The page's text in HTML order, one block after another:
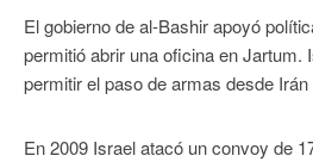
El gobierno de al-Bashir apoyó
permitió abrir una oficina en Jartum.
permitir el paso de armas desde
En 2009 Israel atacó un convoy de